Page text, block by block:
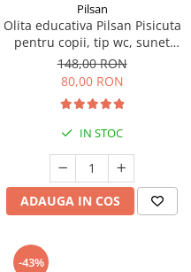
Pilsan
Olita educativa Pilsan Pisicuta
pentru copii, tip wc, sunet
sifon, suport hartie
148,00 RON
80,00 RON
IN STOC
ADAUGA IN COS
-43%